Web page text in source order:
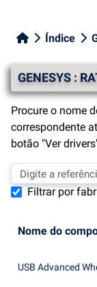
Índice
GENESYS :
Procure o nome
correspondente
botão "Ver
Filtrar por
Nome do
USB Advanced